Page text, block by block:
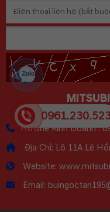
Hotline Kinh Doanh :
Địa Chỉ: Lô 11A Lê
Website:
Email: